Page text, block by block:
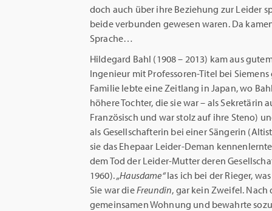
doch auch über ihre Beziehung zur Leider
beide verbunden gewesen waren. Da
Sprache…
Hildegard Bahl (1908 – 2013) kam aus
Ingenieur mit Professoren-Titel bei
Familie lebte eine Zeitlang in Japan, wo
höhere Tochter, die sie war – als Sekretärin
Französisch und war stolz auf ihre Steno)
als Gesellschafterin bei einer Sängerin
sie das Ehepaar Leider-Deman
dem Tod der Leider-Mutter deren
1960).„Hausdame“las ich bei der Rieger,
Sie war dieFreundin, gar kein Zweifel. Nach
gemeinsamen Wohnung und bewahrte